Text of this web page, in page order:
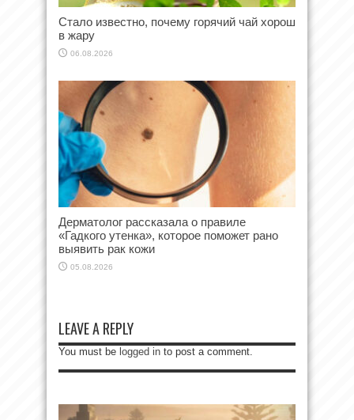
Стало известно, почему горячий чай хорош
в жару
06.08.2026
Дерматолог рассказала о правиле
«Гадкого утенка», которое поможет рано
выявить рак кожи
05.08.2026
LEAVE A REPLY
You must be logged in to post a comment.